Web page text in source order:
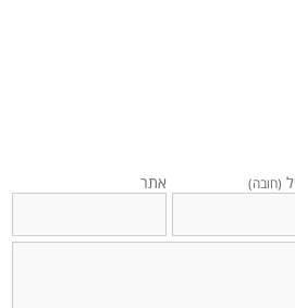
(חובה) אתר